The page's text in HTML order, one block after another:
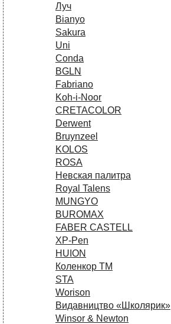
Луч
Bianyo
Sakura
Uni
Conda
BGLN
Fabriano
Koh-i-Noor
CRETACOLOR
Derwent
Bruynzeel
KOLOS
ROSA
Невская палитра
Royal Talens
MUNGYO
BUROMAX
FABER CASTELL
XP-Pen
HUION
Коленкор ТМ
STA
Worison
Видавництво «Школярик»
Winsor & Newton